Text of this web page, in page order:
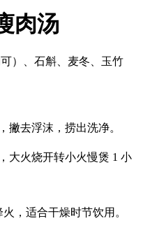
肉汤
）、石斛、麦冬、玉竹
撇去浮沫，捞出洗净。
大火烧开转小火慢煲 1 小
，适合干燥时节饮用。